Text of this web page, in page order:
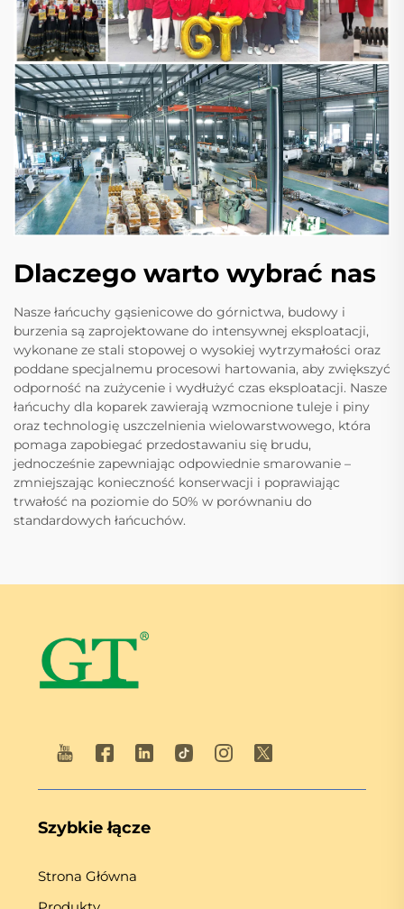
Dlaczego warto wybrać nas
Nasze łańcuchy gąsienicowe do górnictwa, budowy i
burzenia są zaprojektowane do intensywnej eksploatacji,
wykonane ze stali stopowej o wysokiej wytrzymałości oraz
poddane specjalnemu procesowi hartowania, aby zwiększyć
odporność na zużycenie i wydłużyć czas eksploatacji. Nasze
łańcuchy dla koparek zawierają wzmocnione tuleje i piny
oraz technologię uszczelnienia wielowarstwowego, która
pomaga zapobiegać przedostawaniu się brudu,
jednocześnie zapewniając odpowiednie smarowanie –
zmniejszając konieczność konserwacji i poprawiając
trwałość na poziomie do 50% w porównaniu do
standardowych łańcuchów.
Szybkie łącze
Strona Główna